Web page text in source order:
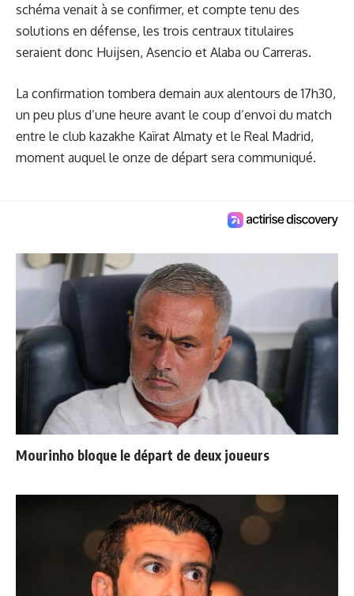
schéma venait à se confirmer, et compte tenu des
solutions en défense, les trois centraux titulaires
seraient donc Huijsen, Asencio et Alaba ou Carreras.
La confirmation tombera demain aux alentours de 17h30,
un peu plus d’une heure avant le coup d’envoi du match
entre le club kazakhe Kaïrat Almaty et le Real Madrid,
moment auquel le onze de départ sera communiqué.
Mourinho bloque le départ de deux joueurs